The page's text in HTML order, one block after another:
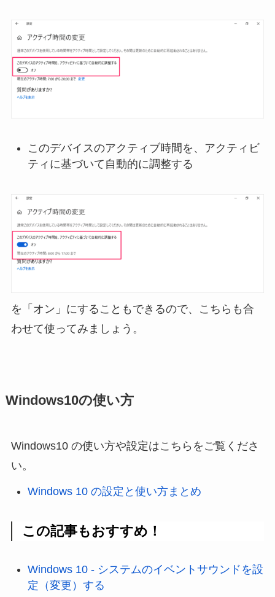
このデバイスのアクティブ時間を、アクティビ
ティに基づいて自動的に調整する
を「オン」にすることもできるので、こちらも合
わせて使ってみましょう。
Windows10の使い方
Windows10 の使い方や設定はこちらをご覧くださ
い。
Windows 10 の設定と使い方まとめ
この記事もおすすめ！
Windows 10 - システムのイベントサウンドを設
定（変更）する